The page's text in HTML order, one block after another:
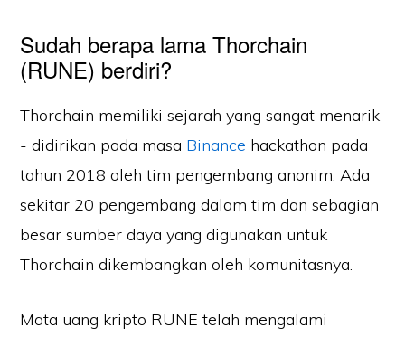
Sudah berapa lama Thorchain
(RUNE) berdiri?
Thorchain memiliki sejarah yang sangat menarik
- didirikan pada masa Binance hackathon pada
tahun 2018 oleh tim pengembang anonim. Ada
sekitar 20 pengembang dalam tim dan sebagian
besar sumber daya yang digunakan untuk
Thorchain dikembangkan oleh komunitasnya.
Mata uang kripto RUNE telah mengalami